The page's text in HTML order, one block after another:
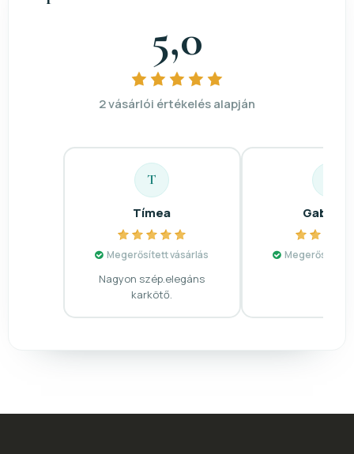
5,0
2 vásárlói értékelés alapján
T
Tímea
Megerősített vásárlás
Nagyon szép.elegáns
karkötő.
Megerősített